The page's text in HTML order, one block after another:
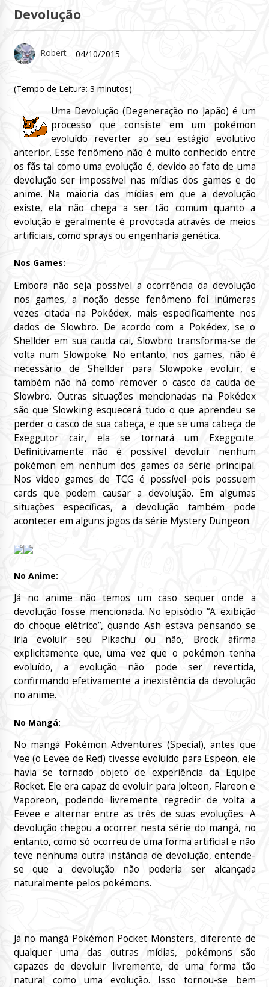
Devolução
Robert 04/10/2015
(Tempo de Leitura: 3 minutos)
Uma Devolução (Degeneração no Japão) é um
processo que consiste em um pokémon
evoluído reverter ao seu estágio evolutivo
anterior. Esse fenômeno não é muito conhecido entre
os fãs tal como uma evolução é, devido ao fato de uma
devolução ser impossível nas mídias dos games e do
anime. Na maioria das mídias em que a devolução
existe, ela não chega a ser tão comum quanto a
evolução e geralmente é provocada através de meios
artificiais, como sprays ou engenharia genética.
Nos Games:
Embora não seja possível a ocorrência da devolução
nos games, a noção desse fenômeno foi inúmeras
vezes citada na Pokédex, mais especificamente nos
dados de Slowbro. De acordo com a Pokédex, se o
Shellder em sua cauda cai, Slowbro transforma-se de
volta num Slowpoke. No entanto, nos games, não é
necessário de Shellder para Slowpoke evoluir, e
também não há como remover o casco da cauda de
Slowbro. Outras situações mencionadas na Pokédex
são que Slowking esquecerá tudo o que aprendeu se
perder o casco de sua cabeça, e que se uma cabeça de
Exeggutor cair, ela se tornará um Exeggcute.
Definitivamente não é possível devoluir nenhum
pokémon em nenhum dos games da série principal.
Nos video games de TCG é possível pois possuem
cards que podem causar a devolução. Em algumas
situações específicas, a devolução também pode
acontecer em alguns jogos da série Mystery Dungeon.
No Anime:
Já no anime não temos um caso sequer onde a
devolução fosse mencionada. No episódio “A exibição
do choque elétrico”, quando Ash estava pensando se
iria evoluir seu Pikachu ou não, Brock afirma
explicitamente que, uma vez que o pokémon tenha
evoluído, a evolução não pode ser revertida,
confirmando efetivamente a inexistência da devolução
no anime.
No Mangá:
No mangá Pokémon Adventures (Special), antes que
Vee (o Eevee de Red) tivesse evoluído para Espeon, ele
havia se tornado objeto de experiência da Equipe
Rocket. Ele era capaz de evoluir para Jolteon, Flareon e
Vaporeon, podendo livremente regredir de volta a
Eevee e alternar entre as três de suas evoluções. A
devolução chegou a ocorrer nesta série do mangá, no
entanto, como só ocorreu de uma forma artificial e não
teve nenhuma outra instância de devolução, entende-
se que a devolução não poderia ser alcançada
naturalmente pelos pokémons.
Já no mangá Pokémon Pocket Monsters, diferente de
qualquer uma das outras mídias, pokémons são
capazes de devoluir livremente, de uma forma tão
natural como uma evolução. Isso tornou-se bem